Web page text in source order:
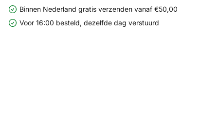
Binnen Nederland gratis verzenden vanaf €50,00
Voor 16:00 besteld, dezelfde dag verstuurd